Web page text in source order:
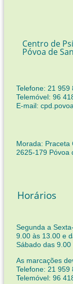
Centro de
Póvoa de
Telefone: 21 959
Telemóvel: 96
E-mail:
Morada: Praceta
2625-179 Póvoa
Horários
Segunda a
9.00 às 13.00 e
Sábado das 9.00
As marcações
Telefone: 21 959
Telemóvel: 96